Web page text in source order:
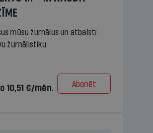
mūsu žurnālus un atbalsti
žurnālistiku.
10,51 €/mēn. Abonēt